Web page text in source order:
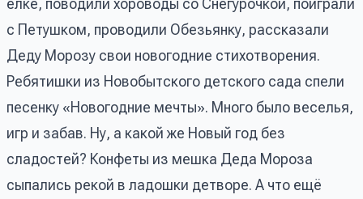
с Петушком, проводили Обезьянку, рассказали
Деду Морозу свои новогодние стихотворения.
Ребятишки из Новобытского детского сада спели
песенку «Новогодние мечты». Много было веселья,
игр и забав. Ну, а какой же Новый год без
сладостей? Конфеты из мешка Деда Мороза
сыпались рекой в ладошки детворе. А что ещё